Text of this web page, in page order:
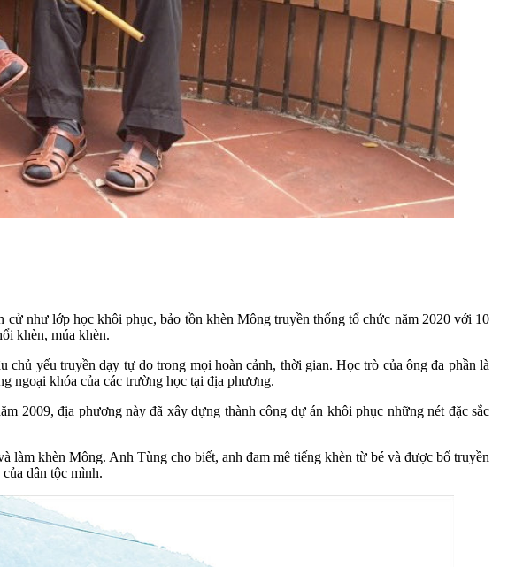
như lớp học khôi phục, bảo tồn khèn Mông truyền thống tổ chức năm 2020 với 10
khèn, múa khèn.
yếu truyền dạy tự do trong mọi hoàn cảnh, thời gian. Học trò của ông đa phần là
ngoại khóa của các trường học tại địa phương.
2009, địa phương này đã xây dựng thành công dự án khôi phục những nét đặc sắc
khèn Mông. Anh Tùng cho biết, anh đam mê tiếng khèn từ bé và được bố truyền
dân tộc mình.